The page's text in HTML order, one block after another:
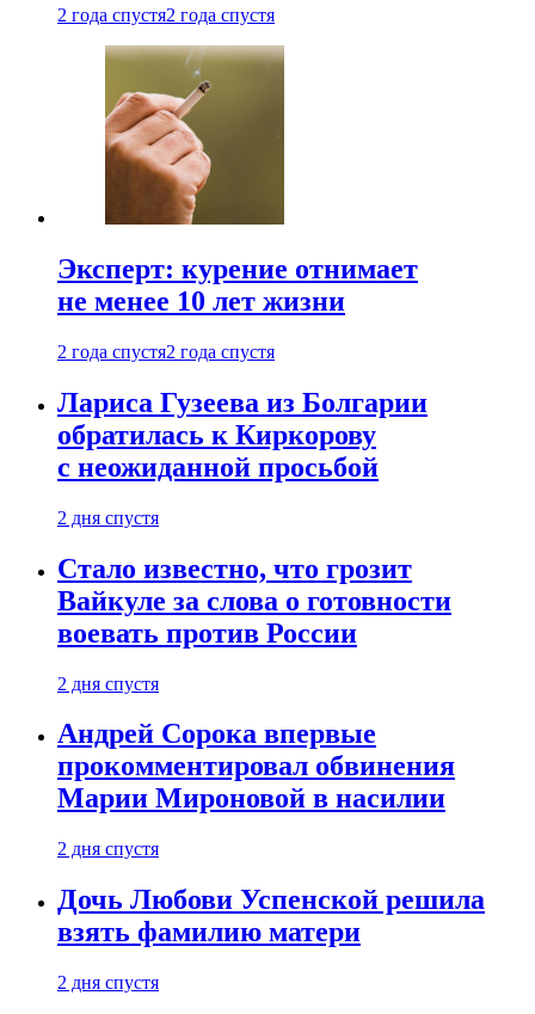
2 года спустя2 года спустя
Эксперт: курение отнимает
не менее 10 лет жизни
2 года спустя2 года спустя
Лариса Гузеева из Болгарии
обратилась к Киркорову
с неожиданной просьбой
2 дня спустя
Стало известно, что грозит
Вайкуле за слова о готовности
воевать против России
2 дня спустя
Андрей Сорока впервые
прокомментировал обвинения
Марии Мироновой в насилии
2 дня спустя
Дочь Любови Успенской решила
взять фамилию матери
2 дня спустя